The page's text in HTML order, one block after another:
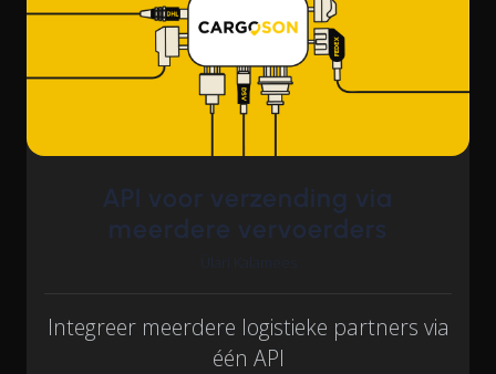
API voor verzending via
meerdere vervoerders
Ülari Kalamees
Integreer meerdere logistieke partners via
één API